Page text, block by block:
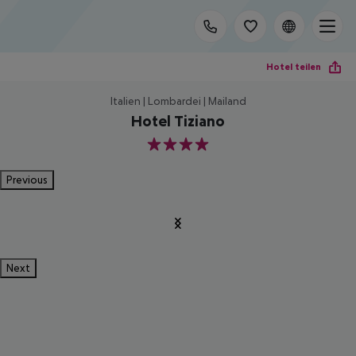
Hotel teilen
Italien | Lombardei | Mailand
Hotel Tiziano
4
Previous
Next